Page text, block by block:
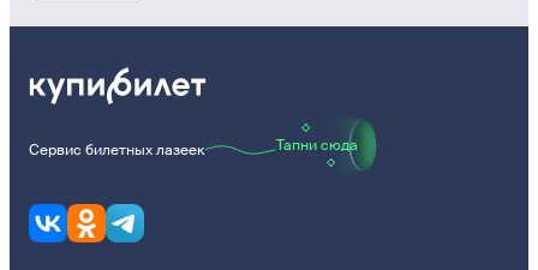
Сервис билетных лазеек Тапни сюда